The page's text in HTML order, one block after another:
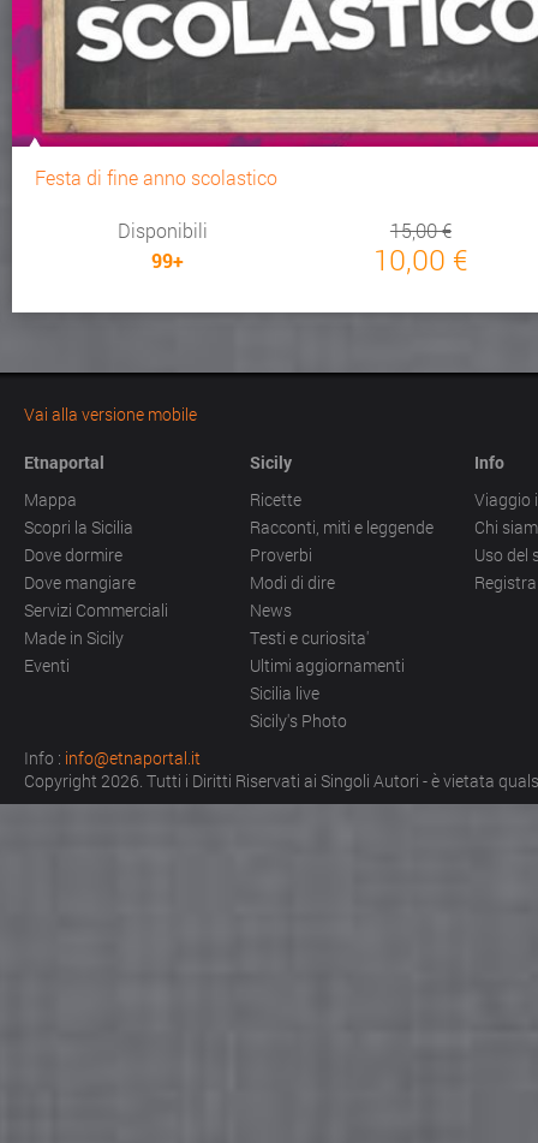
Festa di fine anno scolastico
Disponibili
99+
15,00 €
10,00 €
Vai alla versione mobile
Etnaportal
Mappa
Scopri la Sicilia
Dove dormire
Dove mangiare
Servizi Commerciali
Made in Sicily
Eventi
Sicily
Ricette
Racconti, miti e leggende
Proverbi
Modi di dire
News
Testi e curiosita'
Ultimi aggiornamenti
Sicilia live
Sicily's Photo
Info
Viaggio
Chi
Uso del
Info : info@etnaportal.it
Copyright 2026. Tutti i Diritti Riservati ai Singoli Autori - è vietata